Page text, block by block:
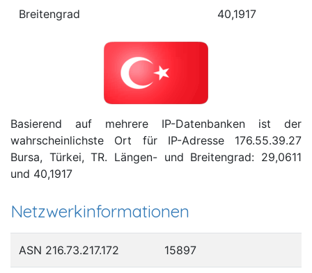
Breitengrad 40,1917
Basierend auf mehrere IP-Datenbanken ist der
wahrscheinlichste Ort für IP-Adresse 176.55.39.27
Bursa, Türkei, TR. Längen- und Breitengrad: 29,0611
und 40,1917
Netzwerkinformationen
ASN 216.73.217.172 15897